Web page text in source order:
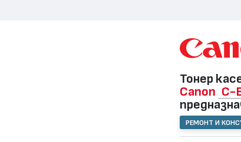
Тонер
Canon C-
РЕМОНТ И